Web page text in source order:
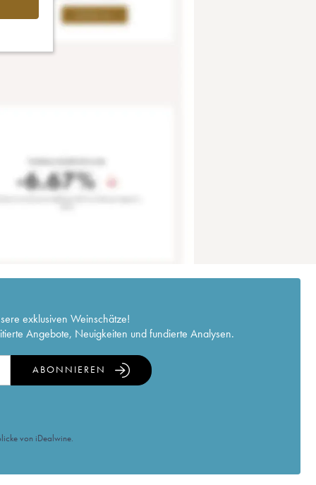
exklusiven Weinschätze!
Angebote, Neuigkeiten und fundierte Analysen.
ABONNIEREN
von iDealwine.